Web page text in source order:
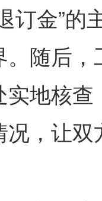
订金”
。随后
实地核
况，让